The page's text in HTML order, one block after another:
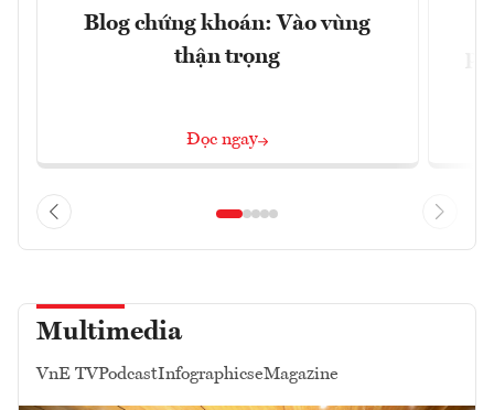
Blog chứng khoán: Vào vùng
thận trọng
Đọc ngay
Multimedia
VnE TVPodcastInfographicseMagazine